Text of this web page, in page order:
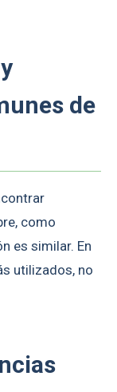
de
como
es similar. En
utilizados, no